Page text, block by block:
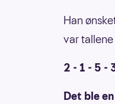
Han
var
2 - 1 - 5 -
Det ble